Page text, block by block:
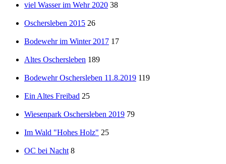
viel Wasser im Wehr 2020 38
Oschersleben 2015 26
Bodewehr im Winter 2017 17
Altes Oschersleben 189
Bodewehr Oschersleben 11.8.2019 119
Ein Altes Freibad 25
Wiesenpark Oschersleben 2019 79
Im Wald "Hohes Holz" 25
OC bei Nacht 8